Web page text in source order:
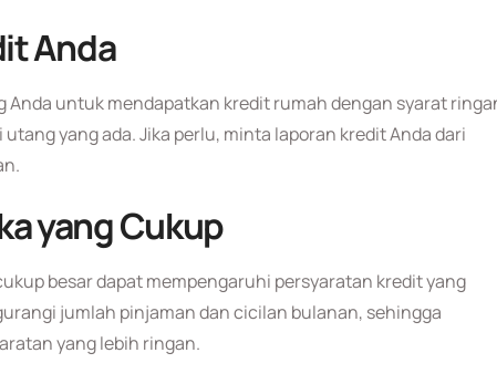
Anda
Anda untuk mendapatkan kredit rumah dengan syarat
yang ada. Jika perlu, minta laporan kredit Anda dari
yang Cukup
besar dapat mempengaruhi persyaratan kredit yang
jumlah pinjaman dan cicilan bulanan, sehingga
yang lebih ringan.